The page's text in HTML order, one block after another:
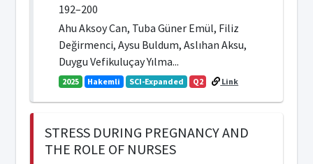
192–200
Ahu Aksoy Can, Tuba Güner Emül, Filiz
Değirmenci, Aysu Buldum, Aslıhan Aksu,
Duygu Vefikuluçay Yılma...
2025 Hakemli SCI-Expanded Q2 Link
STRESS DURING PREGNANCY AND
THE ROLE OF NURSES